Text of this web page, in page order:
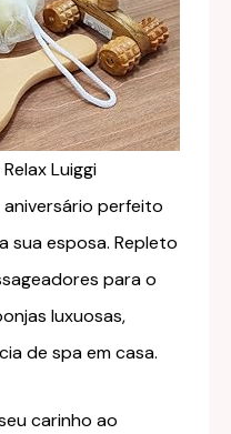
Luiggi
perfeito
sua esposa. Repleto
para o
luxuosas,
de spa em casa.
carinho ao